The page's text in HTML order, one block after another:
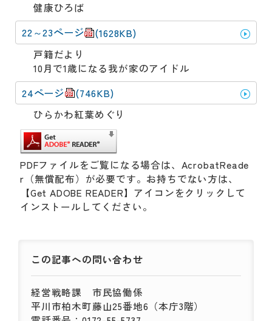
健康ひろば
22～23ページ (1628KB)
戸籍だより
10月で1歳になる我が家のアイドル
24ページ (746KB)
ひらかわ紅葉めぐり
PDFファイルをご覧になる場合は、AcrobatReade
r（無償配布）が必要です。お持ちでない方は、
【Get ADOBE READER】アイコンをクリックして
インストールしてください。
この記事への問い合わせ
経営戦略課 市民協働係
平川市柏木町藤山25番地6（本庁3階）